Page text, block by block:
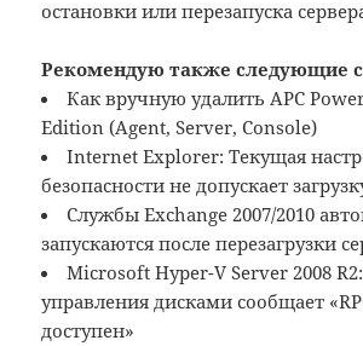
остановки или перезапуска
Рекомендую также следующие
Как вручную удалить APC
Edition (Agent, Server, Console)
Internet Explorer: Текущая
безопасности не допускает
Службы Exchange 2007/2010
запускаются после перезагрузки
Microsoft Hyper-V Server 2008
управления дисками сообщает
доступен»